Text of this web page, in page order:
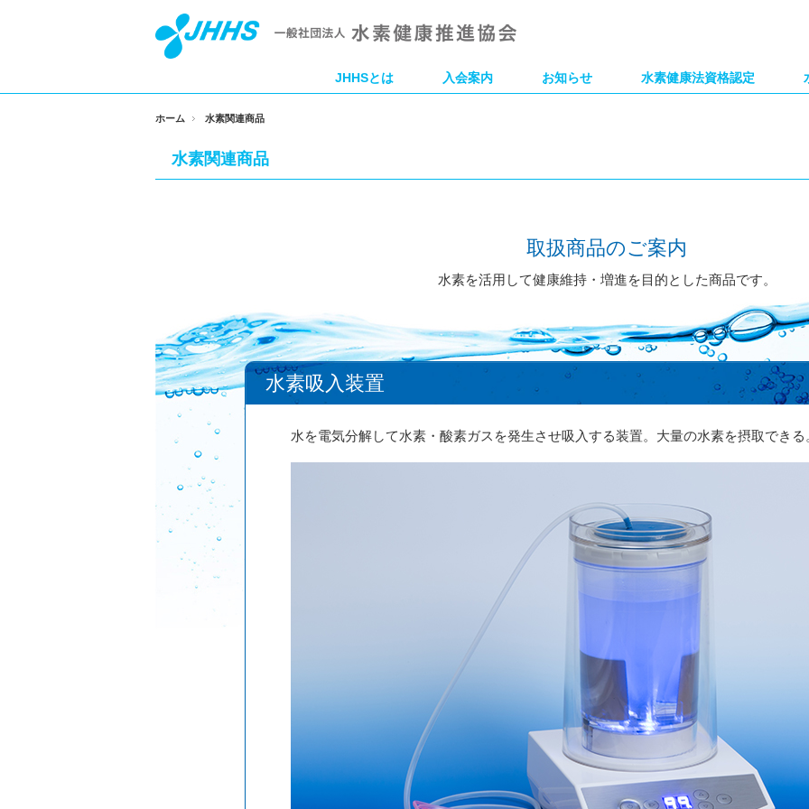
JHHSとは 入会案内 お知らせ 水素健康法資格認定
ホーム 水素関連商品
水素関連商品
取扱商品のご案内
水素を活用して健康維持・増進を目的とした商品です。
水素吸入装置
水を電気分解して水素・酸素ガスを発生させ吸入する装置。大量の水素を摂取できる